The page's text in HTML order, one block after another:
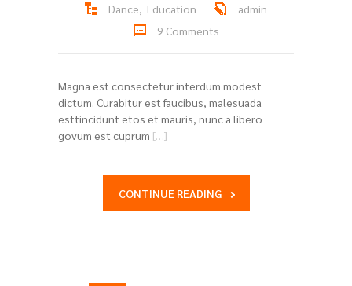
Dance, Education
admin
9 Comments
Magna est consectetur interdum modest
dictum. Curabitur est faucibus, malesuada
esttincidunt etos et mauris, nunc a libero
govum est cuprum […]
CONTINUE READING